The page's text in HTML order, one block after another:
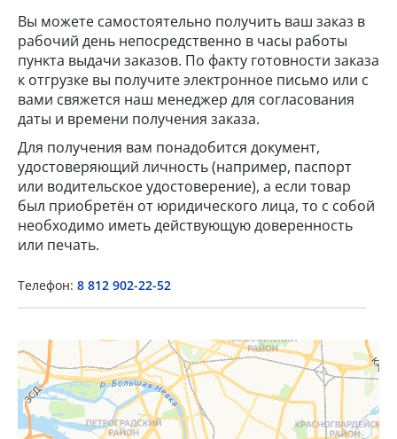
Вы можете самостоятельно получить ваш заказ в
рабочий день непосредственно в часы работы
пункта выдачи заказов. По факту готовности заказа
к отгрузке вы получите электронное письмо или с
вами свяжется наш менеджер для согласования
даты и времени получения заказа.
Для получения вам понадобится документ,
удостоверяющий личность (например, паспорт
или водительское удостоверение), а если товар
был приобретён от юридического лица, то с собой
необходимо иметь действующую доверенность
или печать.
Телефон: 8 812 902-22-52